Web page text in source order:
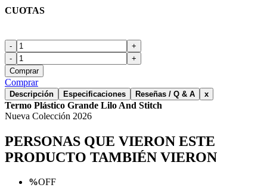
CUOTAS
-
+
-
+
Comprar
Comprar
Descripción Especificaciones Reseñas / Q & A x
Termo Plástico Grande Lilo And Stitch
Nueva Colección 2026
PERSONAS QUE VIERON ESTE
PRODUCTO TAMBIÉN VIERON
%OFF